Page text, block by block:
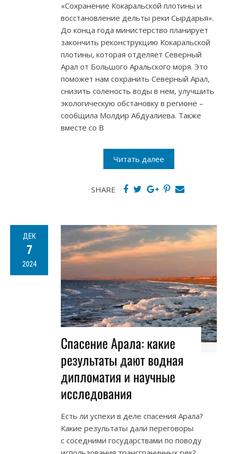
«Сохранение Кокаральской плотины и
восстановление дельты реки Сырдарья».
До конца года министерство планирует
закончить реконструкцию Кокаральской
плотины, которая отделяет Северный
Арал от Большого Аральского моря. Это
поможет нам сохранить Северный Арал,
снизить соленость воды в нем, улучшить
экологическую обстановку в регионе –
сообщила Молдир Абдуалиева. Также
вместе со В
Читать далее
SHARE
ДЕК
7
2024
Спасение Арала: какие
результаты дают водная
дипломатия и научные
исследования
Есть ли успехи в деле спасения Арала?
Какие результаты дали переговоры
с соседними государствами по поводу